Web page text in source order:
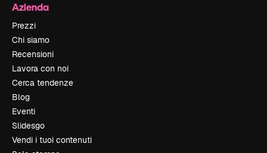
Azienda
Prezzi
Chi siamo
Recensioni
Lavora con noi
Cerca tendenze
Blog
Eventi
Slidesgo
Vendi i tuoi contenuti